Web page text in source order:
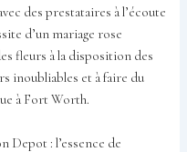
des prestataires à l’écoute
d’un mariage rose
fleurs à la disposition des
inoubliables et à faire du
à Fort Worth.
Depot : l’essence de